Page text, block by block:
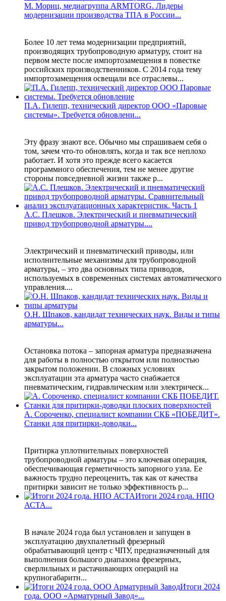
М. Мориц, медиагруппа ARMTORG. Лидеры
модернизации производства ТПА в России...
Более 10 лет тема модернизации предприятий,
производящих трубопроводную арматуру, стоит на
первом месте после импортозамещения в повестке
российских производственников. С 2014 года тему
импортозамещения освещали все отраслевы...
П.А. Гилепп, технический директор ООО «Паровые
системы». Требуется обновлени...
Эту фразу знают все. Обычно мы спрашиваем себя о
том, зачем что-то обновлять, когда и так все неплохо
работает. И хотя это прежде всего касается
программного обеспечения, тем не менее другие
стороны повседневной жизни также р...
А.С. Плешков. Электрический и пневматический
привод трубопроводной арматуры....
Электрический и пневматический приводы, или
исполнительные механизмы для трубопроводной
арматуры, – это два основных типа приводов,
используемых в современных системах автоматического
управления....
О.Н. Шпаков, кандидат технических наук. Виды и типы
арматуры...
Остановка потока – запорная арматура предназначена
для работы в полностью открытом или полностью
закрытом положении. В сложных условиях
эксплуатации эта арматура часто снабжается
пневматическим, гидравлическим или электрическ...
А. Сороченко, специалист компании СКБ «ПОБЕДИТ».
Станки для притирки-доводки...
Притирка уплотнительных поверхностей
трубопроводной арматуры – это ключевая операция,
обеспечивающая герметичность запорного узла. Ее
важность трудно переоценить, так как от качества
притирки зависит не только эффективность р...
Итоги 2024 года. НПО
АСТА...
В начале 2024 года был установлен и запущен в
эксплуатацию двухпалетный фрезерный
обрабатывающий центр с ЧПУ, предназначенный для
выполнения большого диапазона фрезерных,
сверлильных и растачивающих операций на
крупногабаритн...
Итоги 2024
года. ООО «Арматурный Завод»...